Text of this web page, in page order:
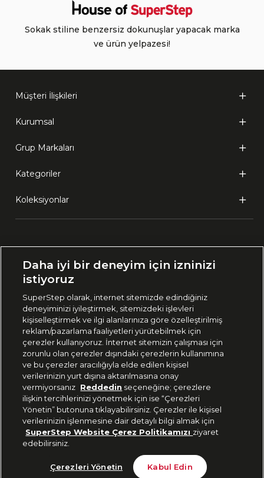
Sokak stiline benzersiz dokunuşlar yapacak marka
ve ürün yelpazesi!
Müşteri İlişkileri
Kurumsal
Grup Markaları
Kategoriler
Koleksiyonlar
🇹🇷 Türkiye
444 37 36
Uygulamadan Takip Edin
Bizi Takip Edin
Daha iyi bir deneyim için izninizi
istiyoruz
SuperStep olarak, internet sitemizde edindiğiniz
deneyiminizi iyileştirmek, sitemizdeki işlevleri
kişiselleştirmek ve ilgi alanlarınıza göre özelleştirilmiş
reklam/pazarlama faaliyetleri yürütebilmek için
çerezler kullanıyoruz. İnternet sitemizin çalışması için
zorunlu olan çerezler dışındaki çerezlerin kullanımına
ve bu çerezler aracılığıyla elde edilen kişisel
verilerinizin yurt dışına aktarılmasına onay
vermiyorsanız Reddedin seçeneğine; çerezlere
ilişkin tercihlerinizi yönetmek için ise “Çerezleri
Yönetin” butonuna tıklayabilirsiniz. Çerezler ile kişisel
verilerinizin işlenmesine dair detaylı bilgi almak için
SuperStep Website Çerez Politikamızı ziyaret
edebilirsiniz.
Çerezleri Yönetin Kabul Edin